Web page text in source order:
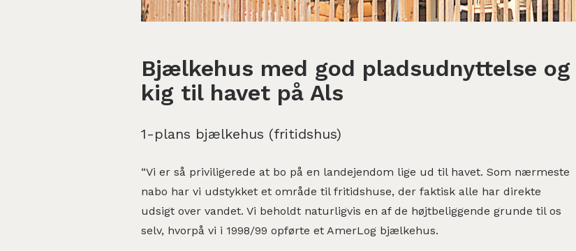
Bjælkehus med god pladsudnyttelse og
kig til havet på Als
1-plans bjælkehus (fritidshus)
“Vi er så priviligerede at bo på en landejendom lige ud til havet. Som nærmeste
nabo har vi udstykket et område til fritidshuse, der faktisk alle har direkte
udsigt over vandet. Vi beholdt naturligvis en af de højtbeliggende grunde til os
selv, hvorpå vi i 1998/99 opførte et AmerLog bjælkehus.